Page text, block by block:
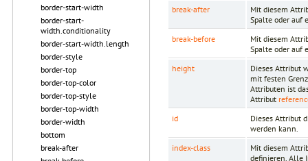
border-start-width
border-start-
width.conditionality
border-start-width.length
border-style
border-top
border-top-color
border-top-style
border-top-width
border-width
bottom
break-after
break-after
Mit diesem
Spalte oder auf
break-before
Mit diesem
Spalte oder auf
height
Dieses Attribut
mit festen
Attributen ist
Attribut
id
Dieses Attribut
werden kann.
index-class
Mit diesem
definieren. Alle